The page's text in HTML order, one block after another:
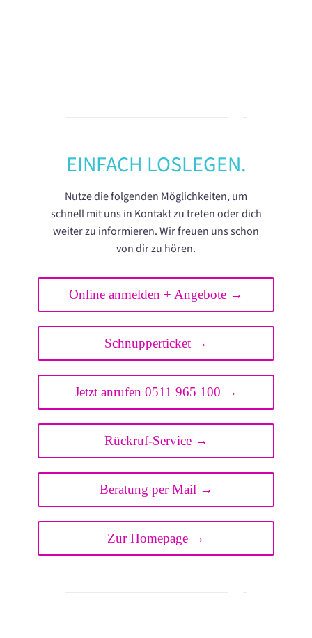
EINFACH LOSLEGEN.
Nutze die folgenden Möglichkeiten, um
schnell mit uns in Kontakt zu treten oder dich
weiter zu informieren. Wir freuen uns schon
von dir zu hören.
Online anmelden + Angebote →
Schnupperticket →
Jetzt anrufen 0511 965 100 →
Rückruf-Service →
Beratung per Mail →
Zur Homepage →